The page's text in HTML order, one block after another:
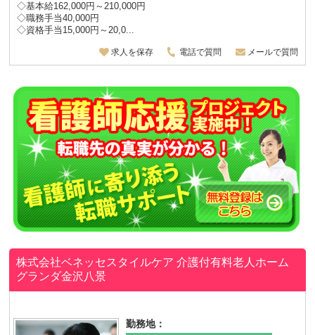
◇基本給162,000円～210,000円
◇職務手当40,000円
◇資格手当15,000円～20,0...
求人を保存 電話で質問 メールで質問
株式会社ベネッセスタイルケア介護付有料老人ホーム
グランダ金沢八景
勤務地：